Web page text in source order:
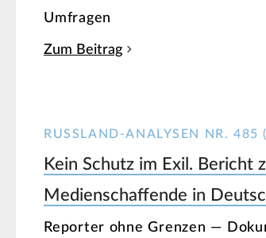
Umfragen
Zum Beitrag
RUSSLAND-ANALYSEN NR. 485
Kein Schutz im Exil. Bericht
Medienschaffende in
Reporter ohne Grenzen —